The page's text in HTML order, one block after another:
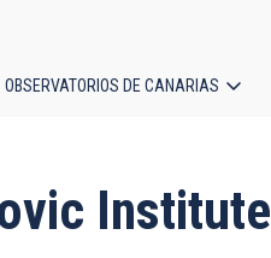
OBSERVATORIOS DE CANARIAS
Institute